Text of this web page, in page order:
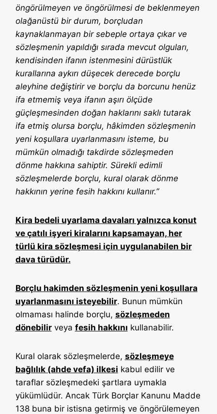
öngörülmeyen ve öngörülmesi de beklenmeyen
olağanüstü bir durum, borçludan
kaynaklanmayan bir sebeple ortaya çıkar ve
sözleşmenin yapıldığı sırada mevcut olguları,
kendisinden ifanın istenmesini dürüstlük
kurallarına aykırı düşecek derecede borçlu
aleyhine değiştirir ve borçlu da borcunu henüz
ifa etmemiş veya ifanın aşırı ölçüde
güçleşmesinden doğan haklarını saklı tutarak
ifa etmiş olursa borçlu, hâkimden sözleşmenin
yeni koşullara uyarlanmasını isteme, bu
mümkün olmadığı takdirde sözleşmeden
dönme hakkına sahiptir. Sürekli edimli
sözleşmelerde borçlu, kural olarak dönme
hakkının yerine fesih hakkını kullanır.”
Kira bedeli uyarlama davaları yalnızca konut
ve çatılı işyeri kiralarını kapsamayan, her
türlü kira sözleşmesi için uygulanabilen bir
dava türüdür.
Borçlu hakimden sözleşmenin yeni koşullara
uyarlanmasını isteyebilir. Bunun mümkün
olmaması halinde borçlu, sözleşmeden
dönebilirveya fesih hakkını kullanabilir.
Kural olarak sözleşmelerde, sözleşmeye
bağlılık (ahde vefa) ilkesi kabul edilir ve
taraflar sözleşmedeki şartlara uymakla
yükümlüdür. Ancak Türk Borçlar Kanunu Madde
138 buna bir istisna getirmiş ve öngörülemeyen